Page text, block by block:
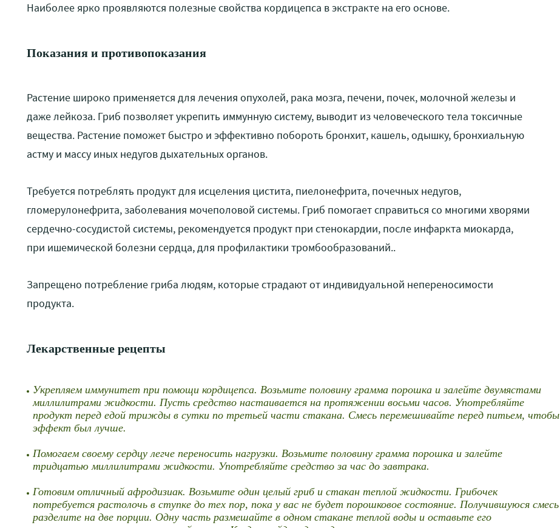
Наиболее ярко проявляются полезные свойства кордицепса вэкстракте на его основе.
Показания и противопоказания
Растение широко применяется для лечения опухолей, рака мозга, печени, почек, молочной железы и
даже лейкоза. Гриб позволяет укрепить иммунную систему, выводит из человеческого тела токсичные
вещества. Растение поможет быстро и эффективно побороть бронхит, кашель, одышку, бронхиальную
астму и массу иных недугов дыхательных органов.
Требуется потреблять продукт для исцеления цистита, пиелонефрита, почечных недугов,
гломерулонефрита, заболевания мочеполовой системы. Гриб помогает справиться со многими хворями
сердечно-сосудистой системы, рекомендуется продукт при стенокардии, после инфаркта миокарда,
при ишемической болезни сердца, для профилактики тромбообразований..
Запрещено потребление гриба людям, которые страдают от индивидуальной непереносимости
продукта.
Лекарственные рецепты
Укрепляем иммунитет при помощи кордицепса. Возьмите половину грамма порошка и залейте двумястами
миллилитрами жидкости. Пусть средство настаивается на протяжении восьми часов. Употребляйте
продукт перед едой трижды в сутки по третьей части стакана. Смесь перемешивайте перед питьем, чтобы
эффект был лучше.
Помогаем своему сердцу легче переносить нагрузки. Возьмите половину грамма порошка и залейте
тридцатью миллилитрами жидкости. Употребляйте средство за час до завтрака.
Готовим отличный афродизиак. Возьмите один целый гриб и стакан теплой жидкости. Грибочек
потребуется растолочь в ступке до тех пор, пока у вас не будет порошковое состояние. Получившуюся смесь
разделите на две порции. Одну часть размешайте в одном стакане теплой воды и оставьте его